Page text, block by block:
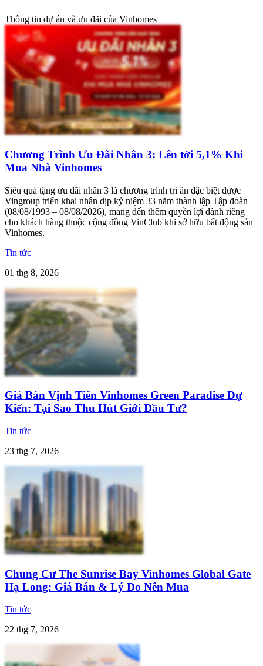
Thông tin dự án và ưu đãi của Vinhomes
Chương Trình Ưu Đãi Nhân 3: Lên tới 5,1% Khi
Mua Nhà Vinhomes
Siêu quà tặng ưu đãi nhân 3 là chương trình tri ân đặc biệt được
Vingroup triển khai nhân dịp kỷ niệm 33 năm thành lập Tập đoàn
(08/08/1993 – 08/08/2026), mang đến thêm quyền lợi dành riêng
cho khách hàng thuộc cộng đồng VinClub khi sở hữu bất động sản
Vinhomes.
Tin tức
01 thg 8, 2026
Giá Bán Vịnh Tiên Vinhomes Green Paradise Dự
Kiến: Tại Sao Thu Hút Giới Đầu Tư?
Tin tức
23 thg 7, 2026
Chung Cư The Sunrise Bay Vinhomes Global Gate
Hạ Long: Giá Bán & Lý Do Nên Mua
Tin tức
22 thg 7, 2026